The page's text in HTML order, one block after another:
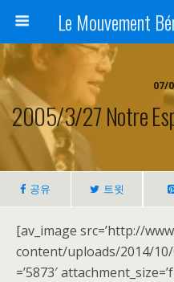
07/
2005/3/27 Notre
공유 트윗
[av_image src=’http://
content/uploads/2014/
=’5873′